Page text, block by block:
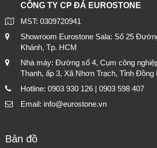
CÔNG TY CP ĐÁ EUROSTONE
MST: 0309720941
Showroom Eurostone Sala: Số 25
Khánh, Tp. HCM
Nhà máy: Đường số 4, Cụm công
Thanh, ấp 3, Xã Nhơn Trạch, Tỉnh Đồng
Hotline: 0903 930 126 | 0903 598 407
Email: info@eurostone.vn
Bản đồ